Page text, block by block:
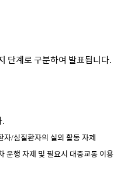
단계로 구분하여 발표됩니다.
.
자/심질환자의 실외 활동 자제
운행 자제 및 필요시 대중교통 이용